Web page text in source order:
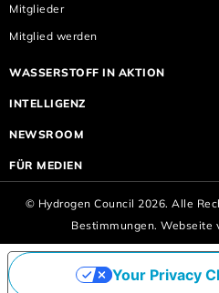
Mitglieder
Mitglied werden
WASSERSTOFF IN AKTION
INTELLIGENZ
NEWSROOM
FÜR MEDIEN
© Hydrogen Council 2026. Alle
Bestimmungen. Webseite
Your Privacy